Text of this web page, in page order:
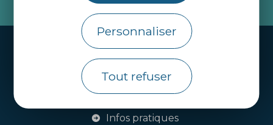
Personnaliser
Tout refuser
Handi-tourisme
Webcams
Brochures
Infos pratiques